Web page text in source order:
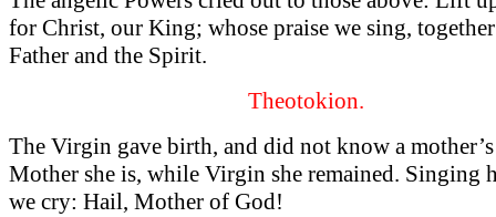
for Christ, our King; whose praise we sing,
Father and the Spirit.
Theotokion.
The Virgin gave birth, and did not know a
Mother she is, while Virgin she remained. Singing
we cry: Hail, Mother of God!